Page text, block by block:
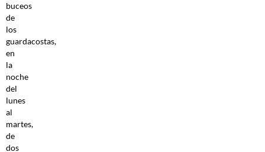
buceos
de
los
guardacostas,
en
la
noche
del
lunes
al
martes,
de
dos